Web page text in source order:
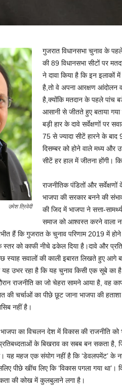
उमेश त्रिवेदी
गुजरात विधानसभा चुनाव के
की 89 विधानसभा सीटों पर
ने दावा किया है कि इन इलाकों
है,तो वे अपना आरक्षण आंदोलन
है,क्योंकि मतदान के पहले पांच
आसानी से जीतते हुए बताया गया
बड़ी हार के दावे सर्वेक्षणों पर
75 से ज्यादा सीटें हारने के
दिसम्बर को होने वाले मध्य और
सीटें हर हाल में जीतना होंगी।
राजनीतिक पंडितों और
भाजपा की सरकार बनने की
की जिद में भाजपा ने सत्ता-
समाज को आश्वस्त करने वाला
हैं कि गुजरात के चुनाव परिणाम 2019 में
स्तर को काफी नीचे ढकेल दिया है।दावे और
सवालों की काली इबारत लिखते हुए आगे
उभर रहा है कि यह चुनाव किसी एक सूबे का
राजनीति का जो चेहरा सामने आया है, वह
चर्चाओं का पीछे छूट जाना भाजपा की हताशा
नहीं है।
भाजपा का विचलन देश में विकास की राजनीति
प्रतिबध्दताओं के बिखराव का सबब बन सकता
महज एक संयोग नहीं है कि ‘डेवलपमेंट’ के
पीछे खींच लिए कि ‘विकास पगला गया था’।
की कोख में कुलबुलाने लगा है।